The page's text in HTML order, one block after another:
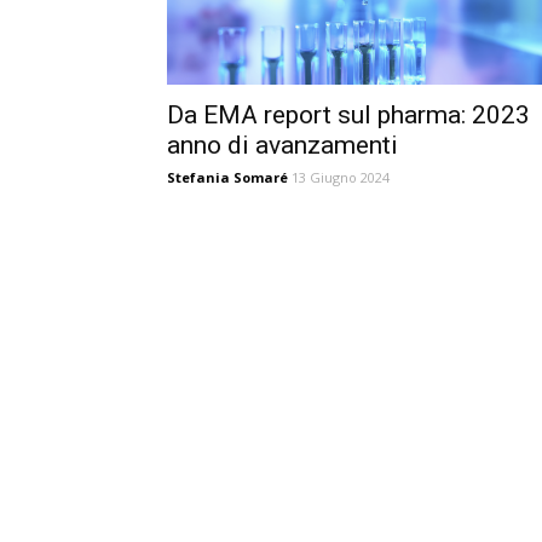
Da EMA report sul pharma: 2023
anno di avanzamenti
Stefania Somaré 13 Giugno 2024